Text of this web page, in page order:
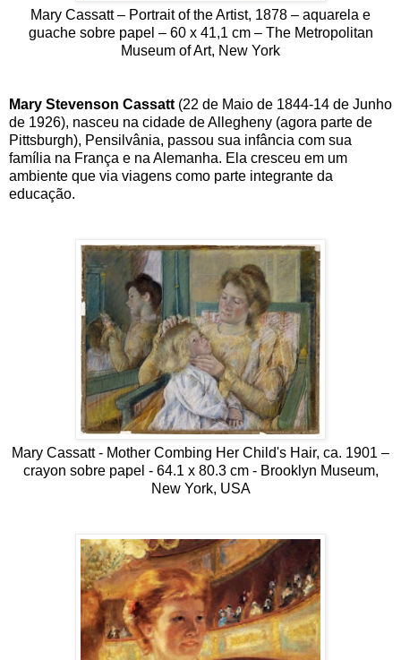
Mary Cassatt – Portrait of the Artist, 1878 – aquarela e
guache sobre papel – 60 x 41,1 cm – The Metropolitan
Museum of Art, New York
Mary Stevenson Cassatt (22 de Maio de 1844-14 de Junho
de 1926), nasceu na cidade de Allegheny (agora parte de
Pittsburgh), Pensilvânia, passou sua infância com sua
família na França e na Alemanha. Ela cresceu em um
ambiente que via viagens como parte integrante da
educação.
Mary Cassatt - Mother Combing Her Child's Hair, ca. 1901 –
crayon sobre papel - 64.1 x 80.3 cm - Brooklyn Museum,
New York, USA